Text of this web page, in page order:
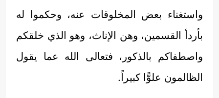
واستغناء بعض المخلوقات عنه، وحكموا له
بأردأ القسمين، وهن الإناث، وهو الذي خلقكم
واصطفاكم بالذكور، فتعالى الله عما يقول
الظالمون علوًّا كبيراً.